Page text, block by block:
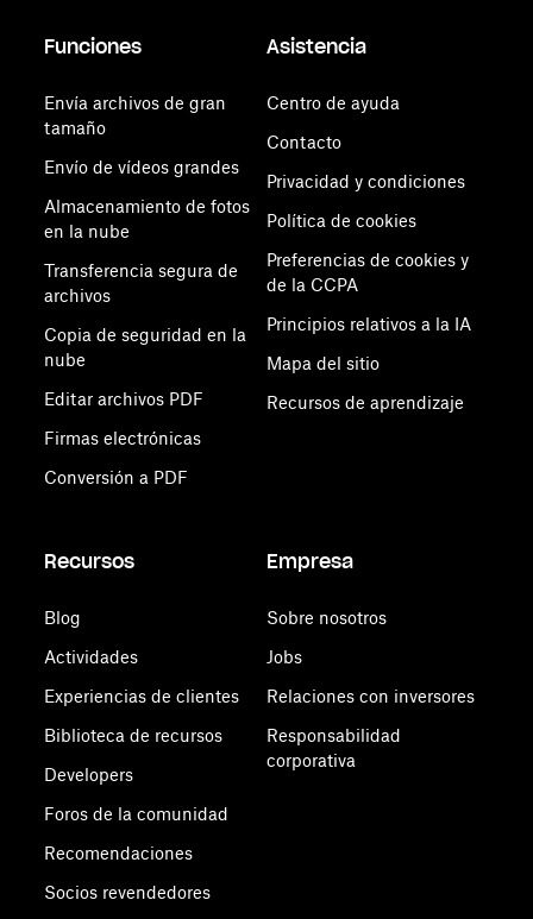
Funciones
Envía archivos de gran
tamaño
Envío de vídeos grandes
Almacenamiento de fotos
en la nube
Transferencia segura de
archivos
Copia de seguridad en la
nube
Editar archivos PDF
Firmas electrónicas
Conversión a PDF
Asistencia
Centro de ayuda
Contacto
Privacidad y condiciones
Política de cookies
Preferencias de cookies y
de la CCPA
Principios relativos a la IA
Mapa del sitio
Recursos de aprendizaje
Recursos
Blog
Actividades
Experiencias de clientes
Biblioteca de recursos
Developers
Foros de la comunidad
Recomendaciones
Socios revendedores
Empresa
Sobre nosotros
Jobs
Relaciones con inversores
Responsabilidad
corporativa